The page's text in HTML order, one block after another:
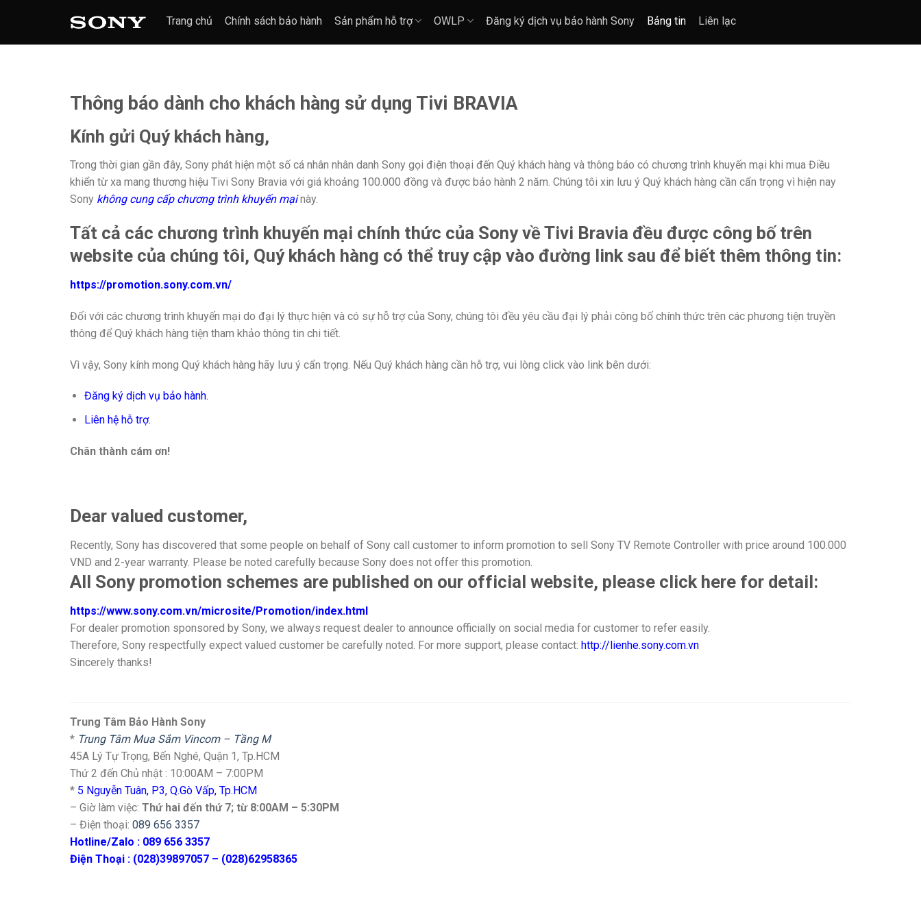
nội
Trang chủ Chính sách bảo hành Sản phẩm hỗ trợ OWLP Đăng ký dịch vụ bảo hành Sony Bảng tin Liên lạc
Thông báo dành cho khách hàng sử dụng Tivi BRAVIA
Kính gửi Quý khách hàng,
Trong thời gian gần đây, Sony phát hiện một số cá nhân nhân danh Sony gọi điện thoại đến Quý khách hàng và thông báo có chương trình khuyến mại khi mua Điều
khiển từ xa mang thương hiệu Tivi Sony Bravia với giá khoảng 100.000 đồng và được bảo hành 2 năm. Chúng tôi xin lưu ý Quý khách hàng cần cẩn trọng vì hiện nay
Sony không cung cấp chương trình khuyến mạinày.
Tất cả các chương trình khuyến mại chính thức của Sony về Tivi Bravia đều được công bố trên
website của chúng tôi, Quý khách hàng có thể truy cập vào đường link sau để biết thêm thông tin:
https://promotion.sony.com.vn/
Đối với các chương trình khuyến mại do đại lý thực hiện và có sự hỗ trợ của Sony, chúng tôi đều yêu cầu đại lý phải công bố chính thức trên các phương tiện truyền
thông để Quý khách hàng tiện tham khảo thông tin chi tiết.
Vì vậy, Sony kính mong Quý khách hàng hãy lưu ý cẩn trọng. Nếu Quý khách hàng cần hỗ trợ, vui lòng click vào link bên dưới:
Đăng ký dịch vụ bảo hành.
Liên hệ hỗ trợ.
Chân thành cám ơn!
Dear valued customer,
Recently, Sony has discovered that some people on behalf of Sony call customer to inform promotion to sell Sony TV Remote Controller with price around 100.000
VND and 2-year warranty. Please be noted carefully because Sony does not offer this promotion.
All Sony promotion schemes are published on our official website, please click here for detail:
https://www.sony.com.vn/microsite/Promotion/index.html
For dealer promotion sponsored by Sony, we always request dealer to announce officially on social media for customer to refer easily.
Therefore, Sony respectfully expect valued customer be carefully noted. For more support, please contact: http://lienhe.sony.com.vn
Sincerely thanks!
Trung Tâm Bảo Hành Sony
* Trung Tâm Mua Sắm Vincom – Tầng M
45A Lý Tự Trọng, Bến Nghé, Quận 1, Tp.HCM
Thứ 2 đến Chủ nhật : 10:00AM – 7:00PM
* 5 Nguyễn Tuân, P3, Q.Gò Vấp, Tp.HCM
– Giờ làm việc: Thứ hai đến thứ 7; từ 8:00AM – 5:30PM
– Điện thoại: 089 656 3357
Hotline/Zalo : 089 656 3357
Điện Thoại : (028)39897057 – (028)62958365